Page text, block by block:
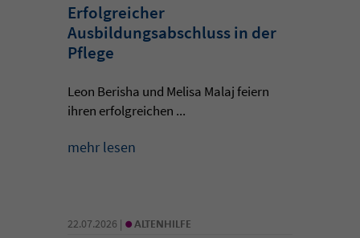
Erfolgreicher
Ausbildungsabschluss in der
Pflege
Leon Berisha und Melisa Malaj feiern
ihren erfolgreichen ...
mehr lesen
22.07.2026 | • ALTENHILFE